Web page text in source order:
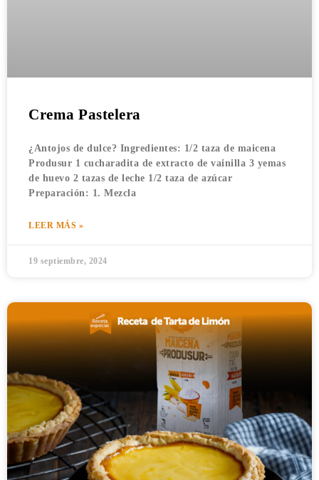
Crema Pastelera
¿Antojos de dulce? Ingredientes: 1/2 taza de maicena
Produsur 1 cucharadita de extracto de vainilla 3 yemas
de huevo 2 tazas de leche 1/2 taza de azúcar
Preparación: 1. Mezcla
LEER MÁS »
19 septiembre, 2024